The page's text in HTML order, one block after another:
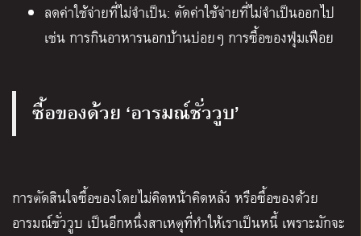
ลดค่าใช้จ่ายที่ไม่จำเป็น: ตัดค่าใช้จ่ายที่ไม่จำเป็นออกไป
เช่น การกินอาหารนอกบ้านบ่อยๆ การซื้อของฟุ่มเฟือย
ซื้อของด้วย ‘อารมณ์ชั่ววูบ’
การตัดสินใจซื้อของโดยไม่คิดหน้าคิดหลัง หรือซื้อของด้วย
อารมณ์ชั่ววูบ เป็นอีกหนึ่งสาเหตุที่ทำให้เราเป็นหนี้ เพราะมักจะ